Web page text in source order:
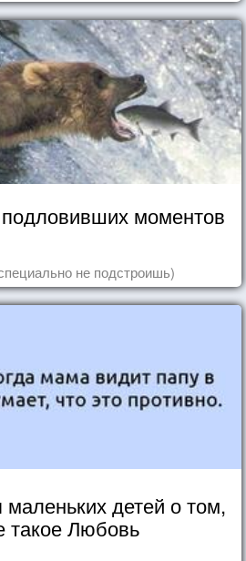
моментов
не подстроишь)
детей о том,
такое Любовь